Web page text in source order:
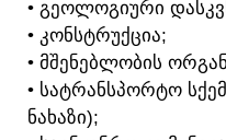
• ᲒᲔᲝᲚᲝᲒᲘᲣᲠᲘ
• ᲙᲝᲜᲡᲢᲠᲣᲥᲪᲘᲐ;
• ᲛᲨᲔᲜᲔᲑᲚᲝᲑᲘᲡ
• ᲡᲐᲢᲠᲐᲜᲡᲞᲝᲠᲢᲝ
ᲜᲐᲮᲐᲖᲘ);